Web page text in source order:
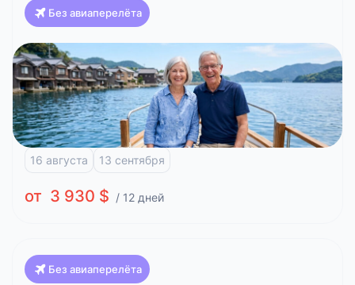
Без авиаперелёта
Япония
Путешествие по Японии
Токио Фудзи-Кавагучико Атами
Киото
Хиросима
Кобэ Киносаки Аманохасидате
16 августа 13 сентября
от 3 930 $ / 12 дней
Без авиаперелёта